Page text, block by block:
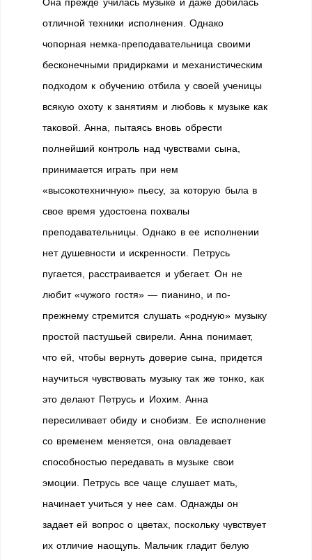
отличной техники исполнения. Однако
чопорная немка-преподавательница своими
бесконечными придирками и механистическим
подходом к обучению отбила у своей ученицы
всякую охоту к занятиям и любовь к музыке как
таковой. Анна, пытаясь вновь обрести
полнейший контроль над чувствами сына,
принимается играть при нем
«высокотехничную» пьесу, за которую была в
свое время удостоена похвалы
преподавательницы. Однако в ее исполнении
нет душевности и искренности. Петрусь
пугается, расстраивается и убегает. Он не
любит «чужого гостя» — пианино, и по-
прежнему стремится слушать «родную» музыку
простой пастушьей свирели. Анна понимает,
что ей, чтобы вернуть доверие сына, придется
научиться чувствовать музыку так же тонко, как
это делают Петрусь и Иохим. Анна
пересиливает обиду и снобизм. Ее исполнение
со временем меняется, она овладевает
способностью передавать в музыке свои
эмоции. Петрусь все чаще слушает мать,
начинает учиться у нее сам. Однажды он
задает ей вопрос о цветах, поскольку чувствует
их отличие наощупь. Мальчик гладит белую